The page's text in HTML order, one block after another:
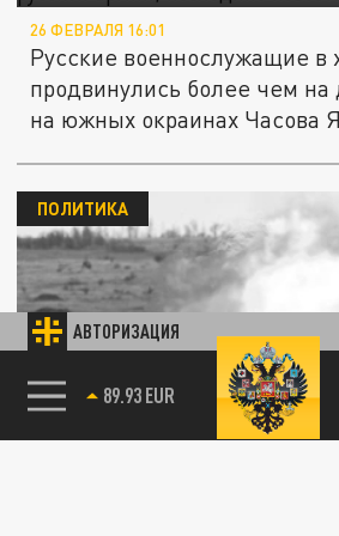
АВТОРИЗАЦИЯ
85.64 BRENT
26 ФЕВРАЛЯ 16:01
Русские военнослужащие в
продвинулись более чем на
на южных окраинах Часова
Русского генерала Антона
называют маршалом
ПОЛИТИКА